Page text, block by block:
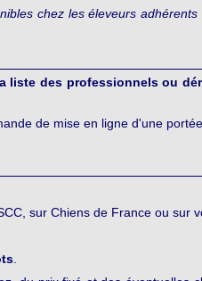
chez les éleveurs
liste des professionnels ou
de mise en ligne d'une
sur Chiens de France ou sur
.